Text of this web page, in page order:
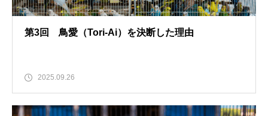
第3回 鳥愛（Tori-Ai）を決断した理由
2025.09.26